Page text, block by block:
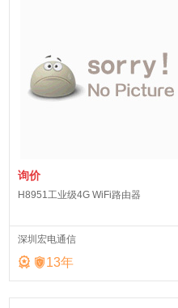
询价
H8951工业级4G WiFi路由器
深圳宏电通信
 13年